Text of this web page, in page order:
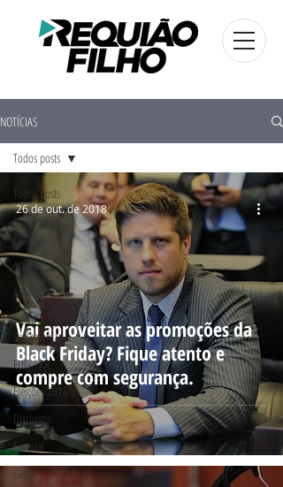
NOTÍCIAS
Todos posts
Audiências
Públicas
Artigos
AO VIVO
Frente
Parlamentar
FUG - PR
Eleições 2016
Discursos
Especial
Geral
Todos posts
Vai aproveitar as promoções da
Black Friday? Fique atento e
compre com segurança.
26 de out. de 2018